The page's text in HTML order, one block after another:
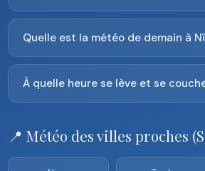
Quelle est la météo de demain à
À quelle heure se lève et se
📍 Météo des villes proches